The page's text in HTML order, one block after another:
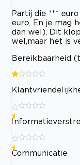
Partij die ***
euro, En je mag
dan wel). Dit
wel,maar het is
Bereikbaarheid
Communicatie